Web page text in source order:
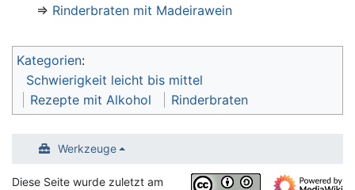
⇒ Rinderbraten mit Madeirawein
Kategorien:
Schwierigkeit leicht bis mittel
Rezepte mit Alkohol
Rinderbraten
Werkzeuge
Diese Seite wurde zuletzt am